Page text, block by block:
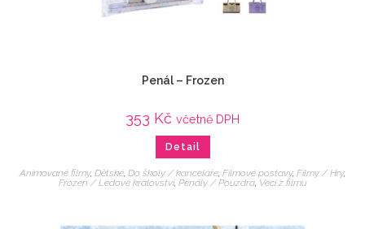
Penál – Frozen
353 Kč včetně DPH
Detail
Animované filmy, Dětské, Do školy / kanceláře, Filmové postavy, Filmy / Hry,
Frozen / Ledové království, Penály / Pouzdra, Veci z filmu